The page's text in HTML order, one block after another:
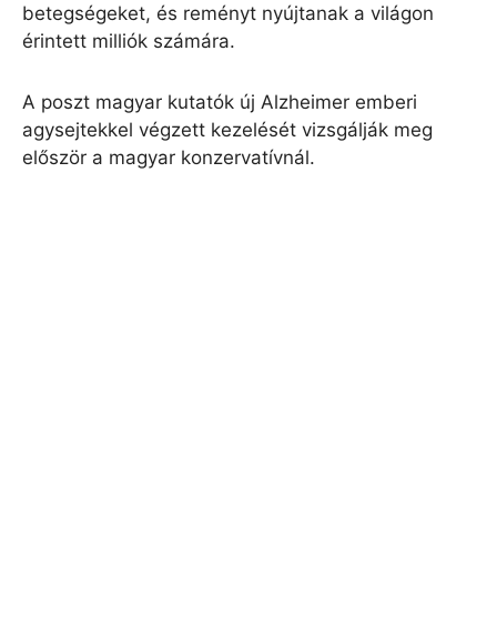
betegségeket, és reményt nyújtanak a világon
érintett milliók számára.
A poszt magyar kutatók új Alzheimer emberi
agysejtekkel végzett kezelését vizsgálják meg
először a magyar konzervatívnál.